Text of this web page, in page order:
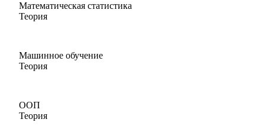
Математическая статистика
Теория
Машинное обучение
Теория
ООП
Теория